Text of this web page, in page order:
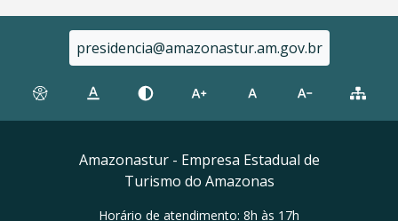
presidencia@amazonastur.am.gov.br
Amazonastur - Empresa Estadual de
Turismo do Amazonas
Horário de atendimento: 8h às 17h